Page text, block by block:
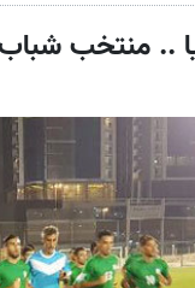
.. منتخب